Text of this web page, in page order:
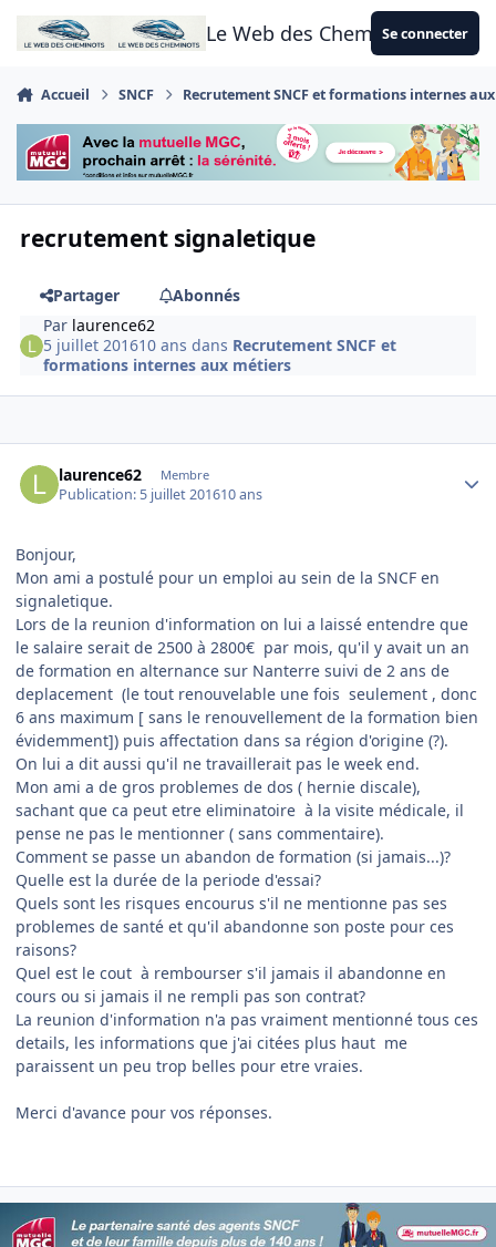
Aller au contenu
Le Web des CheminotsSe connecter
Accueil SNCF Recrutement SNCF et formations internes
recrutement signaletique
Partager
Abonnés
Par laurence62
5 juillet 201610 ans dans Recrutement SNCF et
formations internes aux métiers
laurence62 Membre
Publication: 5 juillet 201610 ans
Bonjour,
Mon ami a postulé pour un emploi au sein de la SNCF en
signaletique.
Lors de la reunion d'information on lui a laissé entendre que
le salaire serait de 2500 à 2800€ par mois, qu'il y avait un an
de formation en alternance sur Nanterre suivi de 2 ans de
deplacement (le tout renouvelable une fois seulement , donc
6 ans maximum [ sans le renouvellement de la formation bien
évidemment]) puis affectation dans sa région d'origine (?).
On lui a dit aussi qu'il ne travaillerait pas le week end.
Mon ami a de gros problemes de dos ( hernie discale),
sachant que ca peut etre eliminatoire à la visite médicale, il
pense ne pas le mentionner ( sans commentaire).
Comment se passe un abandon de formation (si jamais...)?
Quelle est la durée de la periode d'essai?
Quels sont les risques encourus s'il ne mentionne pas ses
problemes de santé et qu'il abandonne son poste pour ces
raisons?
Quel est le cout à rembourser s'il jamais il abandonne en
cours ou si jamais il ne rempli pas son contrat?
La reunion d'information n'a pas vraiment mentionné tous ces
details, les informations que j'ai citées plus haut me
paraissent un peu trop belles pour etre vraies.
Merci d'avance pour vos réponses.